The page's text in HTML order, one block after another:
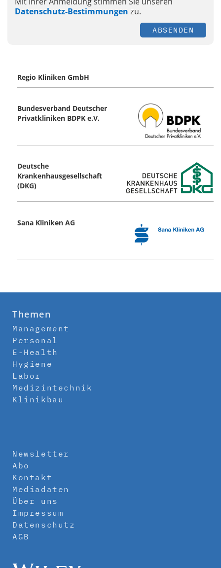
Datenschutz-Bestimmungen zu.
ABSENDEN
Regio Kliniken GmbH
Bundesverband Deutscher
Privatkliniken BDPK e.V.
Deutsche
Krankenhausgesellschaft
(DKG)
Sana Kliniken AG
Themen
Management
Personal
E-Health
Hygiene
Labor
Medizintechnik
Klinikbau
Newsletter
Abo
Kontakt
Mediadaten
Über uns
Impressum
Datenschutz
AGB